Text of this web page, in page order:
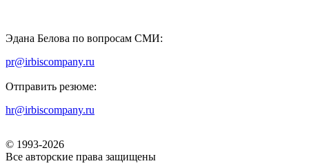
Эдана Белова по вопросам СМИ:
pr@irbiscompany.ru
Отправить резюме:
hr@irbiscompany.ru
© 1993-2026
Все авторские права защищены